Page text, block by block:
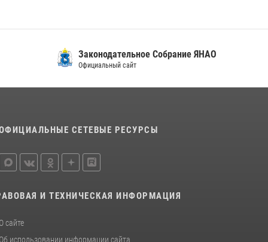
Законодательное Собрание ЯНАО
Официальный сайт
СЕТЕВЫЕ РЕСУРСЫ
И ТЕХНИЧЕСКАЯ ИНФОРМАЦИЯ
О сайте
Об использовании информации сайта